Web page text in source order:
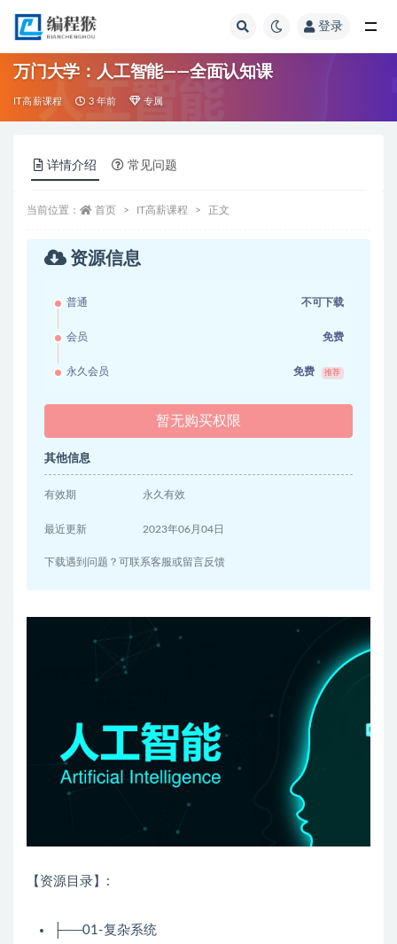
登录
万门大学：人工智能——全面认知课
IT高薪课程 3 年前 专属
详情介绍 常见问题
当前位置： 首页 IT高薪课程 正文
资源信息
普通 不可下载
会员 免费
永久会员 免费 推荐
暂无购买权限
其他信息
有效期 永久有效
最近更新 2023年06月04日
下载遇到问题？可联系客服或留言反馈
【资源目录】:
├──01-复杂系统